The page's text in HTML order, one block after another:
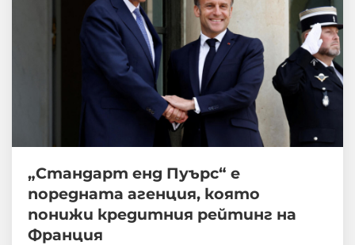
„Стандарт енд Пуърс“ е
поредната агенция, която
понижи кредитния рейтинг на
Франция